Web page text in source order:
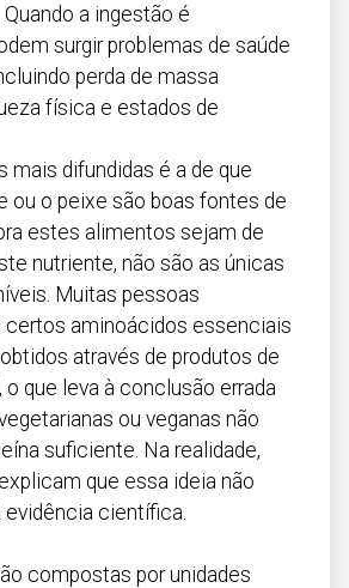
a ingestão é
surgir problemas de saúde
perda de massa
física e estados de
mais difundidas é a de que
ou o peixe são boas fontes de
estes alimentos sejam de
nutriente, não são as únicas
Muitas pessoas
certos aminoácidos essenciais
através de produtos de
o que leva à conclusão errada
ou veganas não
suficiente. Na realidade,
que essa ideia não
científica.
compostas por unidades